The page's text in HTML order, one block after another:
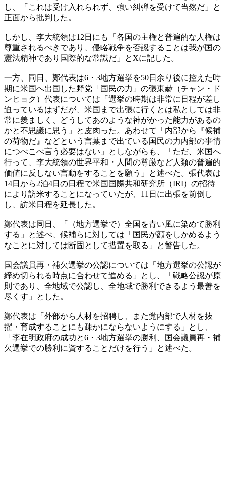
し、「これは受け入れられず、強い糾弾を受けて当然だ」と
正面から批判した。
しかし、李大統領は12日にも「各国の主権と普遍的な人権は
尊重されるべきであり、侵略戦争を否認することは我が国の
憲法精神であり国際的な常識だ」とXに記した。
一方、同日、鄭代表は6・3地方選挙を50日余り後に控えた時
期に米国へ出国した野党「国民の力」の張東赫（チャン・ド
ンヒョク）代表については「選挙の時期は非常に日程が差し
迫っているはずだが、米国まで出張に行くとは私としては非
常に羨ましく、どうしてあのような神がかった能力があるの
かと不思議に思う」と皮肉った。あわせて「内部から『候補
の荷物だ』などという言葉まで出ている国民の力内部の事情
につべこべ言う必要はない」としながらも、「ただ、米国へ
行って、李大統領の世界平和・人間の尊厳など人類の普遍的
価値に反しない言動をすることを願う」と述べた。張代表は
14日から2泊4日の日程で米国国際共和研究所（IRI）の招待
により訪米することになっていたが、11日に出張を前倒し
し、訪米日程を延長した。
鄭代表は同日、「（地方選挙で）全国を青い風に染めて勝利
する」と述べ、候補らに対しては「国民が顔をしかめるよう
なことに対しては断固として措置を取る」と警告した。
国会議員再・補欠選挙の公認については「地方選挙の公認が
締め切られる時点に合わせて進める」とし、「戦略公認が原
則であり、全地域で公認し、全地域で勝利できるよう最善を
尽くす」とした。
鄭代表は「外部から人材を招聘し、また党内部で人材を抜
擢・育成することにも疎かにならないようにする」とし、
「李在明政府の成功と6・3地方選挙の勝利、国会議員再・補
欠選挙での勝利に資することだけを行う」と述べた。